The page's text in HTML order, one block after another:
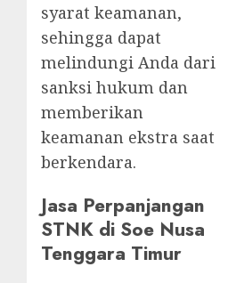
syarat keamanan,
sehingga dapat
melindungi Anda dari
sanksi hukum dan
memberikan
keamanan ekstra saat
berkendara.
Jasa Perpanjangan
STNK di Soe Nusa
Tenggara Timur